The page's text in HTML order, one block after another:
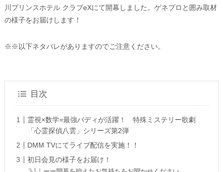
川プリンスホテル クラブeXにて開幕しました。ゲネプロと囲み取材
の様子をお届けします！
※※以下ネタバレがありますのでご注意ください。
目次
霊視×数学=最強バディが活躍！ 特殊ミステリー歌劇
「心霊探偵八雲」シリーズ第2弾
DMM TVにてライブ配信を実施！！
初日会見の様子をお届け！